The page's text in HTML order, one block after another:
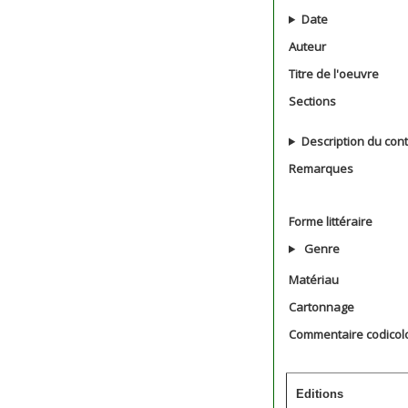
Date
Auteur
Titre de l'oeuvre
Sections
Description du
Remarques
Forme littéraire
Genre
Matériau
Cartonnage
Commentaire
Editions